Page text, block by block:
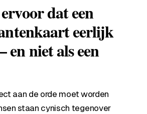
dat een
eerlijk
niet als een
aan de orde moet worden
staan cynisch tegenover